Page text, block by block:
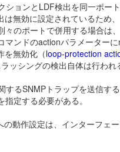
ションとLDF検出を同一ポ
は無効に設定されているた
々のポートで併用する場合
マンドのactionパラメーター
を無効化（loop-protection
ッシングの検出自体は行わ
するSNMPトラップを送信す
定する必要がある。
動作設定は、インターフェ